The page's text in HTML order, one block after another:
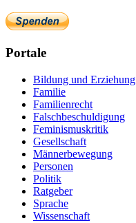
Portale
Bildung und Erziehung
Familie
Familienrecht
Falschbeschuldigung
Feminismuskritik
Gesellschaft
Männerbewegung
Personen
Politik
Ratgeber
Sprache
Wissenschaft